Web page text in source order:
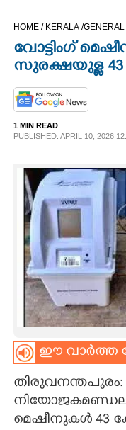
CINEMA
OPINION
PHOTOS
SPIRITUAL
INFO+
ART
ASTRO
CARTOONS
LITERATURE
HOME / KERALA /GENERAL
വോട്ടിംഗ്
സുരക്ഷയുള്ള 43
1 MIN READ
PUBLISHED: APRIL 10, 2026
ഈ വാർത്ത
തിരുവനന്തപുരം:
മെഷീനുകൾ 43